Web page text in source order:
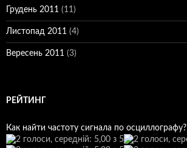
Грудень 2011 (11)
Листопад 2011 (4)
Вересень 2011 (3)
РЕЙТИНГ
Как найти частоту сигнала по осциллографу?